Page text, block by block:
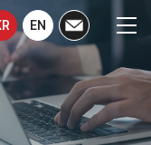
EN